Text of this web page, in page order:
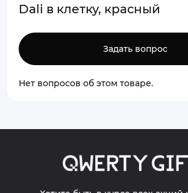
Dali в клетку, красный
Задать вопрос
Нет вопросов об этом товаре.